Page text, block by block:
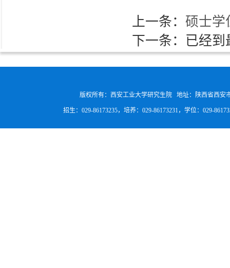
上一条： 硕士学
下一条：已经
版权所有：西安工业大学研究生院 地址：陕西省西安
招生：029-86173235，培养：029-86173231，学位：029-